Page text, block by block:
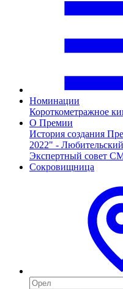
Номинации
Короткометражное
О Премии
История создания
2022" -
Экспертный совет
Сокровищница